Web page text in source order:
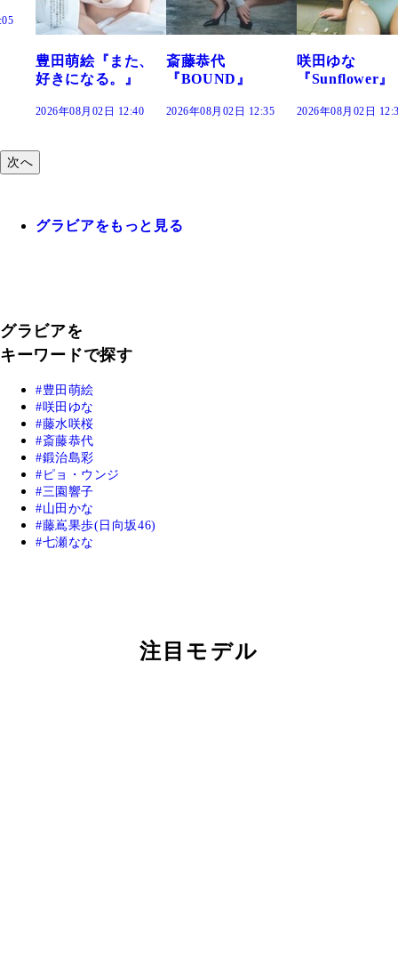
斎藤恭代
『BOUND』
2026年08月02日 12:35
咲田ゆな
『Sunflower』
2026年08月02日 12:30
藤水咲桜『花
だまり』
2026年08月02日
次へ
グラビアをもっと見る
グラビアを
キーワードで探す
豊田萌絵
咲田ゆな
藤水咲桜
斎藤恭代
鍛治島彩
ピョ・ウンジ
三園響子
山田かな
藤嶌果歩(日向坂46)
七瀬なな
注目モデル